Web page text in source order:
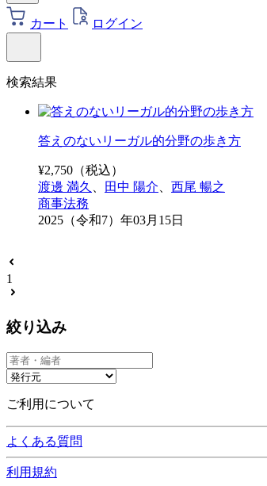
カート ログイン
検索結果
答えのないリーガル的分野の歩き方
¥2,750 （税込）
渡邊 満久
田中 陽介
西尾 暢之
商事法務
2025（令和7）年03月15日
1
絞り込み
ご利用について
よくある質問
利用規約